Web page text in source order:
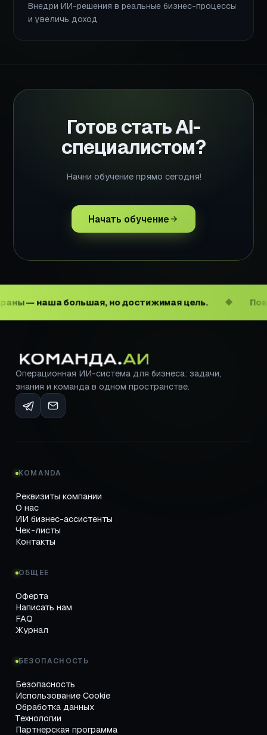
Внедри ИИ-решения в реальные бизнес-процессы
и увеличь доход
Готов стать AI-
специалистом?
Начни обучение прямо сегодня!
Начать обучение
— наша большая, но достижимая цель. ◆
Операционная ИИ-система для бизнеса: задачи,
знания и команда в одном пространстве.
KOMANDA
Реквизиты компании
О нас
ИИ бизнес-ассистенты
Чек-листы
Контакты
ОБЩЕЕ
Оферта
Написать нам
FAQ
Журнал
БЕЗОПАСНОСТЬ
Безопасность
Использование Cookie
Обработка данных
Технологии
Партнерская программа